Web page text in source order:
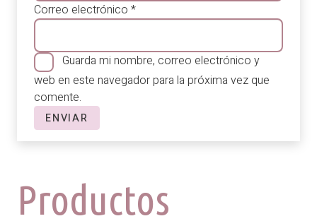
Correo electrónico *
Guarda mi nombre, correo electrónico y
web en este navegador para la próxima vez que
comente.
Productos